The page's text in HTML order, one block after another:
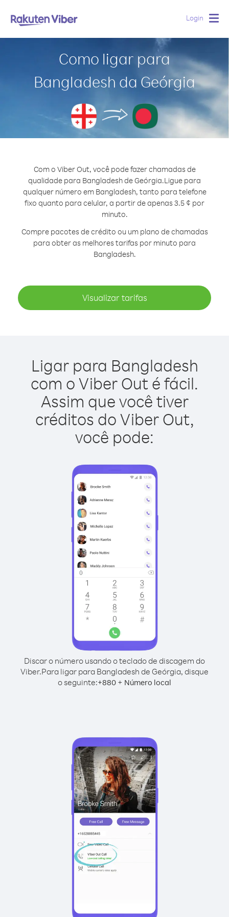
Login
Como ligar para
Bangladesh da Geórgia
Com o Viber Out, você pode fazer chamadas de
qualidade para Bangladesh de Geórgia.Ligue para
qualquer número em Bangladesh, tanto para telefone
fixo quanto para celular, a partir de apenas 3.5 ¢ por
minuto.
Compre pacotes de crédito ou um plano de chamadas
para obter as melhores tarifas por minuto para
Bangladesh.
Visualizar tarifas
Ligar para Bangladesh
com o Viber Out é fácil.
Assim que você tiver
créditos do Viber Out,
você pode:
Discar o número usando o teclado de discagem do
Viber.Para ligar para Bangladesh de Geórgia, disque
o seguinte:+880 + Número local